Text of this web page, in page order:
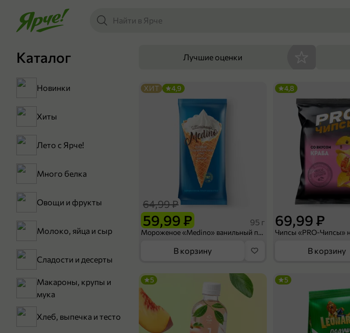
Каталог
Новинки
Хиты
Лето с Ярче!
Много белка
Овощи и фрукты
Молоко, яйца и сыр
Сладости и десерты
Макароны, крупы и
мука
Хлеб, выпечка и тесто
Лучшие оценки
59,99 ₽
64,99 ₽
95 г
Мороженое «Medino» ванильный пломбир в рожке, 95 г
ХИТ 4,9
В корзину
69,99 ₽
4,8
В корзину
5 5